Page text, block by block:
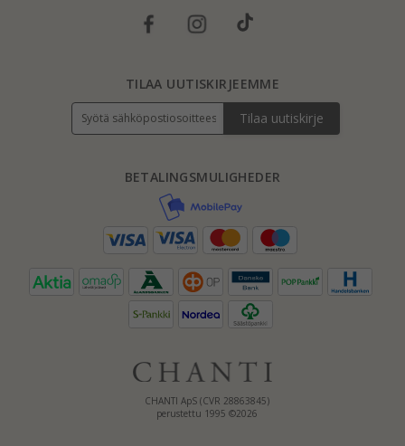
CHANTI ApS (CVR 28863845)
perustettu 1995 ©2026
BETALINGSMULIGHEDER
TILAA UUTISKIRJEEMME
Tilaa uutiskirje